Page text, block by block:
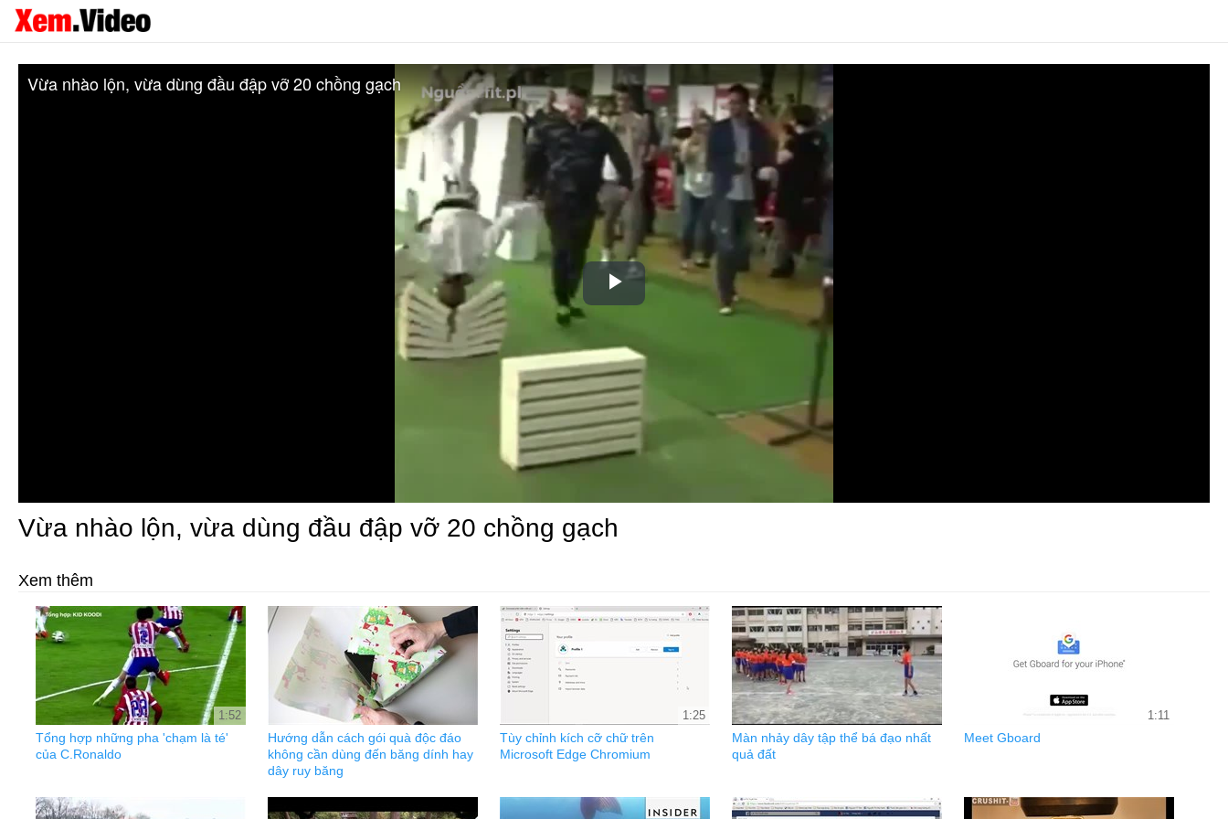
Play
Video
Vừa nhào lộn, vừa dùng đầu đập vỡ 20 chồng gạch
Vừa nhào lộn, vừa dùng đầu đập vỡ 20 chồng gạch
Xem thêm
1:52
Tổng hợp những pha 'chạm là té'
của C.Ronaldo
Hướng dẫn cách gói quà độc đáo
không cần dùng đến băng dính hay
dây ruy băng
1:25
Tùy chỉnh kích cỡ chữ trên
Microsoft Edge Chromium
Màn nhảy dây tập thể bá đạo nhất
quả đất
1:11
Meet Gboard